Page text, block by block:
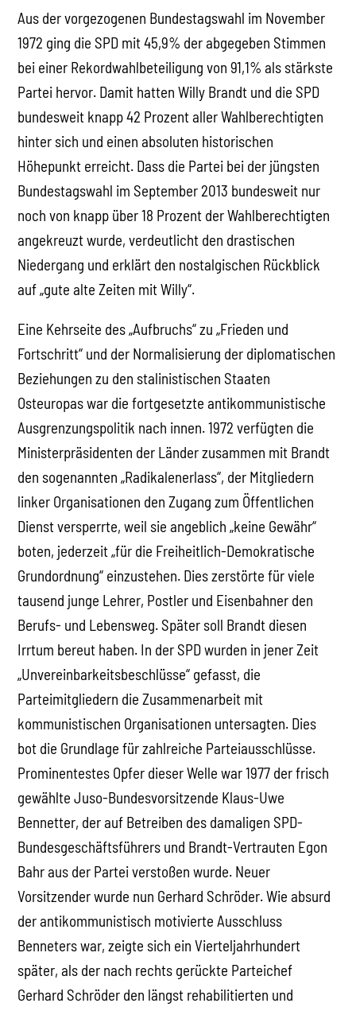
Aus der vorgezogenen Bundestagswahl im November
1972 ging die SPD mit 45,9% der abgegeben Stimmen
bei einer Rekordwahlbeteiligung von 91,1% als stärkste
Partei hervor. Damit hatten Willy Brandt und die SPD
bundesweit knapp 42 Prozent aller Wahlberechtigten
hinter sich und einen absoluten historischen
Höhepunkt erreicht. Dass die Partei bei der jüngsten
Bundestagswahl im September 2013 bundesweit nur
noch von knapp über 18 Prozent der Wahlberechtigten
angekreuzt wurde, verdeutlicht den drastischen
Niedergang und erklärt den nostalgischen Rückblick
auf „gute alte Zeiten mit Willy“.
Eine Kehrseite des „Aufbruchs“ zu „Frieden und
Fortschritt“ und der Normalisierung der diplomatischen
Beziehungen zu den stalinistischen Staaten
Osteuropas war die fortgesetzte antikommunistische
Ausgrenzungspolitik nach innen. 1972 verfügten die
Ministerpräsidenten der Länder zusammen mit Brandt
den sogenannten „Radikalenerlass“, der Mitgliedern
linker Organisationen den Zugang zum Öffentlichen
Dienst versperrte, weil sie angeblich „keine Gewähr“
boten, jederzeit „für die Freiheitlich-Demokratische
Grundordnung“ einzustehen. Dies zerstörte für viele
tausend junge Lehrer, Postler und Eisenbahner den
Berufs- und Lebensweg. Später soll Brandt diesen
Irrtum bereut haben. In der SPD wurden in jener Zeit
„Unvereinbarkeitsbeschlüsse“ gefasst, die
Parteimitgliedern die Zusammenarbeit mit
kommunistischen Organisationen untersagten. Dies
bot die Grundlage für zahlreiche Parteiausschlüsse.
Prominentestes Opfer dieser Welle war 1977 der frisch
gewählte Juso-Bundesvorsitzende Klaus-Uwe
Bennetter, der auf Betreiben des damaligen SPD-
Bundesgeschäftsführers und Brandt-Vertrauten Egon
Bahr aus der Partei verstoßen wurde. Neuer
Vorsitzender wurde nun Gerhard Schröder. Wie absurd
der antikommunistisch motivierte Ausschluss
Benneters war, zeigte sich ein Vierteljahrhundert
später, als der nach rechts gerückte Parteichef
Gerhard Schröder den längst rehabilitierten und